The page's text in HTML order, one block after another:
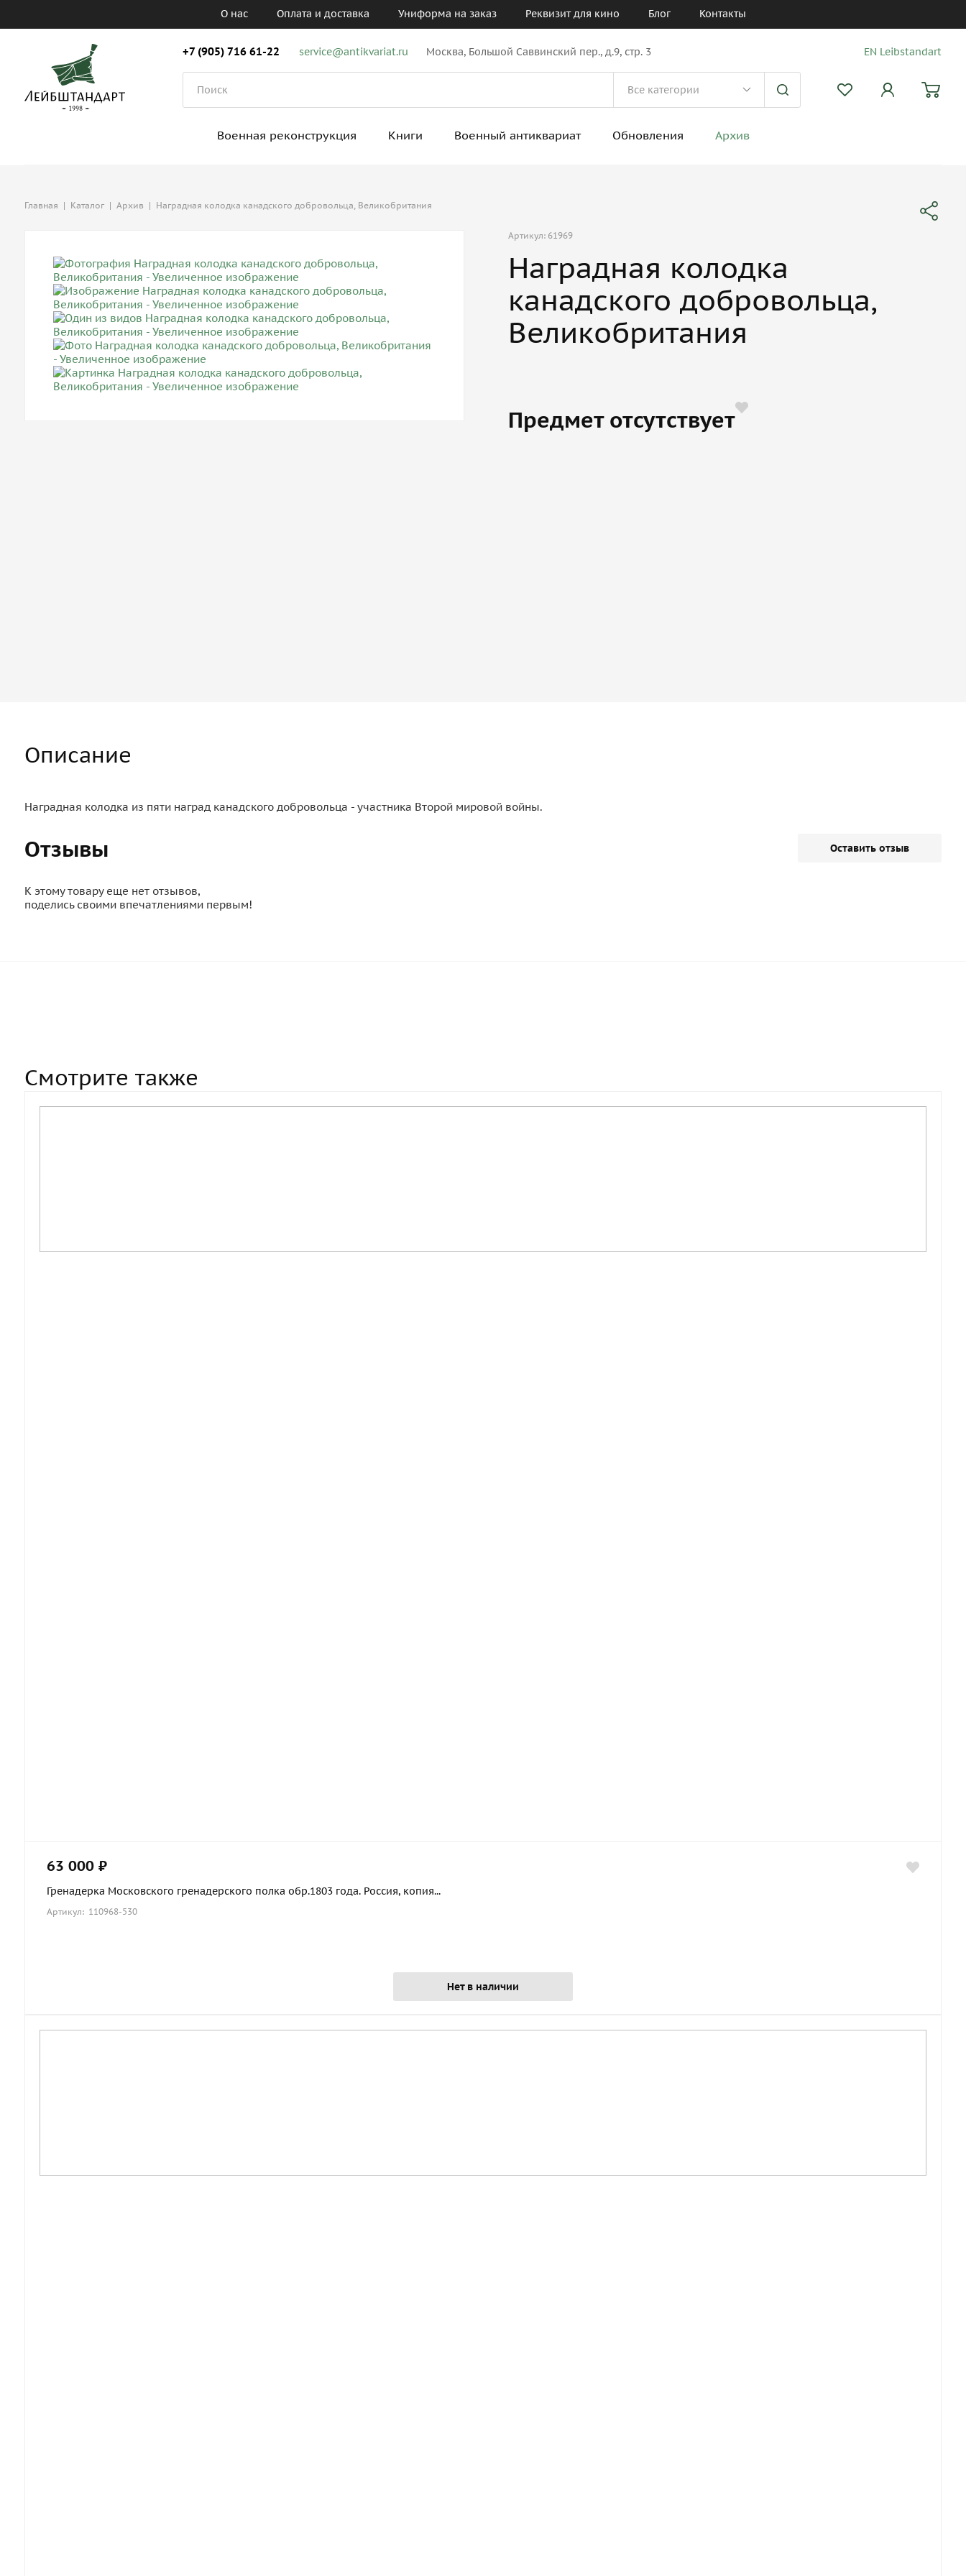
О нас Оплата и доставка Униформа на заказ Реквизит для кино Блог Контакты
+7 (905) 716 61-22 service@antikvariat.ru Москва, Большой Саввинский пер., д.9, стр. 3 EN Leibstandart
Военная реконструкция Книги Военный антиквариат Обновления Архив
Главная | Каталог | Архив | Наградная колодка канадского добровольца, Великобритания
Артикул: 61969
Наградная колодка
канадского добровольца,
Великобритания
Предмет отсутствует
Описание
Наградная колодка из пяти наград канадского добровольца - участника Второй мировой войны.
Отзывы Оставить отзыв
К этому товару еще нет отзывов,
поделись своими впечатлениями первым!
Смотрите также
63 000 ₽
Гренадерка Московского гренадерского полка обр.1803 года. Россия, копия...
Артикул: 110968-530
Нет в наличии